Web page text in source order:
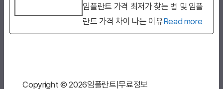
임플란트 가격 최저가 찾는 법 및 임플
란트 가격 차이 나는 이유Read more
Copyright © 2026임플란트|무료정보